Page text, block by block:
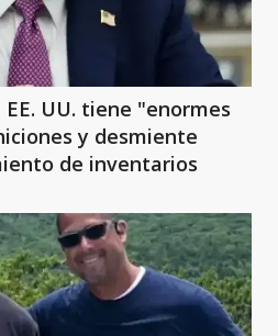
y desmiente
de inventarios